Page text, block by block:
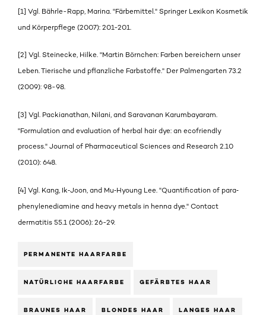
[1] Vgl. Bährle-Rapp, Marina. "Färbemittel." Springer Lexikon Kosmetik
und Körperpflege (2007): 201-201.
[2] Vgl. Steinecke, Hilke. "Martin Börnchen: Farben bereichern unser
Leben. Tierische und pflanzliche Farbstoffe." Der Palmengarten 73.2
(2009): 98-98.
[3] Vgl. Packianathan, Nilani, and Saravanan Karumbayaram.
"Formulation and evaluation of herbal hair dye: an ecofriendly
process." Journal of Pharmaceutical Sciences and Research 2.10
(2010): 648.
[4] Vgl. Kang, Ik‐Joon, and Mu‐Hyoung Lee. "Quantification of para‐
phenylenediamine and heavy metals in henna dye." Contact
dermatitis 55.1 (2006): 26-29.
PERMANENTE HAARFARBE
NATÜRLICHE HAARFARBE GEFÄRBTES HAAR
BRAUNES HAAR BLONDES HAAR LANGES HAAR